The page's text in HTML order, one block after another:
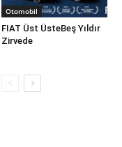
Otomobil
FIAT Üst ÜsteBeş Yıldır
Zirvede